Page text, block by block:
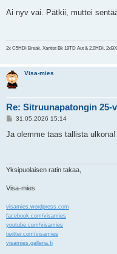
e
Ai nyv vai. Pätkii, muttei
2x C5HDi Break, Xantiat Bk 19TD Aut & 2.0HDi,
Visa-mies
Re: Sitruunapatongin 25-
V
e
31.05.2026 15:14
Ja olemme taas tallista ulkona!
Yksipuolaisen ratin takaa,
Visa-mies
visamies.wordpress.com
facebook.com/visamies
youtube.com/visamies
twitter.com/visamies
visamies.galleria.fi